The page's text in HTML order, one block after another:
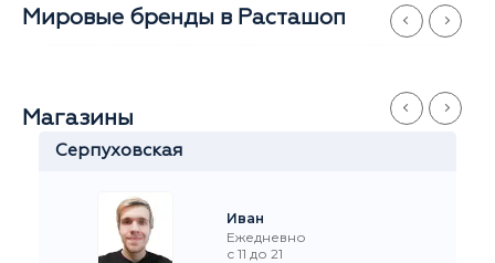
Мировые бренды в Расташоп
Магазины
Серпуховская
Иван
Ежедневно
с 11 до 21